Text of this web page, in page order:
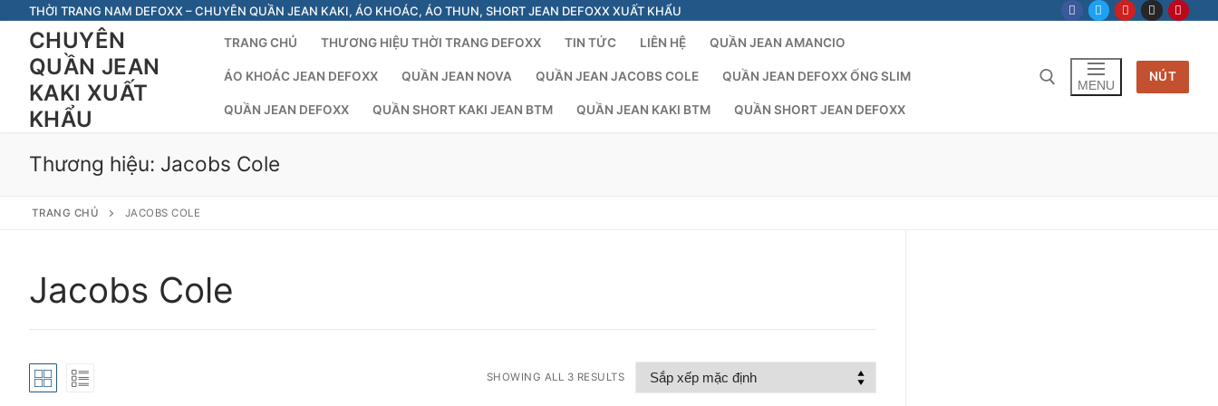
Chuyển
dung
THỜI TRANG NAM DEFOXX – CHUYÊN QUẦN JEAN KAKI, ÁO KHOÁC, ÁO THUN, SHORT JEAN DEFOXX XUẤT KHẨU
CHUYÊN
QUẦN JEAN
KAKI XUẤT
KHẨU
TRANG CHỦ THƯƠNG HIỆU THỜI TRANG DEFOXX TIN TỨC LIÊN HỆ QUẦN JEAN AMANCIO
ÁO KHOÁC JEAN DEFOXX QUẦN JEAN NOVA QUẦN JEAN JACOBS COLE QUẦN JEAN DEFOXX ỐNG SLIM
QUẦN JEAN DEFOXX QUẦN SHORT KAKI JEAN BTM QUẦN JEAN KAKI BTM QUẦN SHORT JEAN DEFOXX
MENU
NÚT
Thương hiệu: Jacobs Cole
TRANG CHỦ JACOBS COLE
Jacobs Cole
SHOWING ALL 3 RESULTS